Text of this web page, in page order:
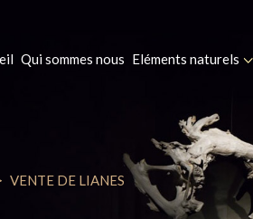
Qui sommes nous Eléments naturels
VENTE DE LIANES